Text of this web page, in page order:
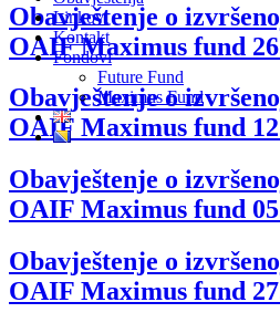
Linkovi
Kontakt
Fondovi
Future Fund
Maximus Fund
Obavještenje o
OAIF Maximus fund
Obavještenje o
OAIF Maximus fund
Obavještenje o
OAIF Maximus fund
Obavještenje o
OAIF Maximus fund